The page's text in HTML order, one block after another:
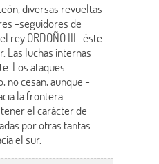
diversas revueltas
-seguidores de
rey ORDOÑO III- éste
Las luchas internas
Los ataques
no cesan, aunque -
la frontera
el carácter de
por otras tantas
el sur.